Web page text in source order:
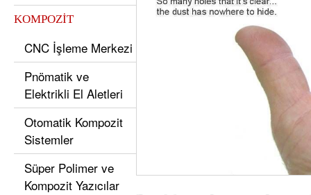
KOMPOZİT
CNC İşleme Merkezi
Pnömatik ve
Elektrikli El Aletleri
Otomatik Kompozit
Sistemler
Süper Polimer ve
Kompozit Yazıcılar